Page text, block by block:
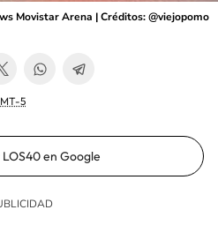
Movistar Arena | Créditos: @viejopomo
5
en Google